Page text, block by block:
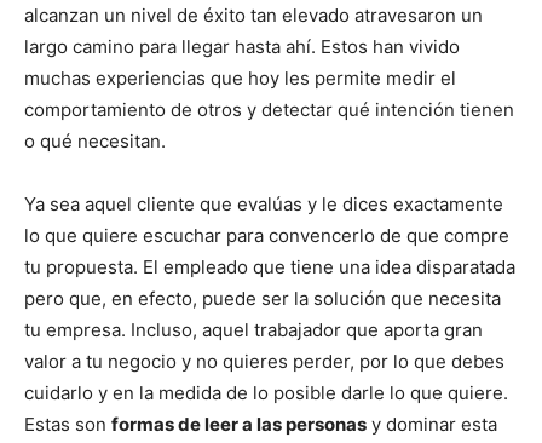
alcanzan un nivel de éxito tan elevado atravesaron un
largo camino para llegar hasta ahí. Estos han vivido
muchas experiencias que hoy les permite medir el
comportamiento de otros y detectar qué intención tienen
o qué necesitan.
Ya sea aquel cliente que evalúas y le dices exactamente
lo que quiere escuchar para convencerlo de que compre
tu propuesta. El empleado que tiene una idea disparatada
pero que, en efecto, puede ser la solución que necesita
tu empresa. Incluso, aquel trabajador que aporta gran
valor a tu negocio y no quieres perder, por lo que debes
cuidarlo y en la medida de lo posible darle lo que quiere.
Estas son formas de leer a las personas y dominar esta